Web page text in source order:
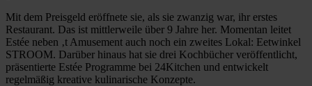
Mit dem Preisgeld eröffnete sie, als sie zwanzig war, ihr erstes
Restaurant. Das ist mittlerweile über 9 Jahre her. Momentan leitet
Estée neben ‚t Amusement auch noch ein zweites Lokal: Eetwinkel
STROOM. Darüber hinaus hat sie drei Kochbücher veröffentlicht,
präsentierte Estée Programme bei 24Kitchen und entwickelt
regelmäßig kreative kulinarische Konzepte.